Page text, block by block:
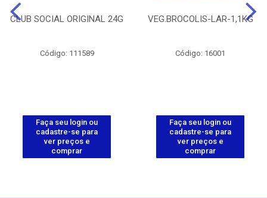
CLUB SOCIAL ORIGINAL 24G
Código: 111589
Faça seu login ou
cadastre-se para
ver preços e
comprar
VEG.BROCOLIS-LAR-1,1KG
Código: 16001
Faça seu login ou
cadastre-se para
ver preços e
comprar